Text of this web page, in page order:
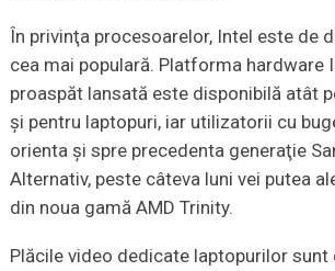
În privinţa procesoarelor, Intel este de
cea mai populară. Platforma hardware
proaspăt lansată este disponibilă atât
şi pentru laptopuri, iar utilizatorii cu
orienta şi spre precedenta generaţie
Alternativ, peste câteva luni vei putea
din noua gamă AMD Trinity.
Plăcile video dedicate laptopurilor sunt